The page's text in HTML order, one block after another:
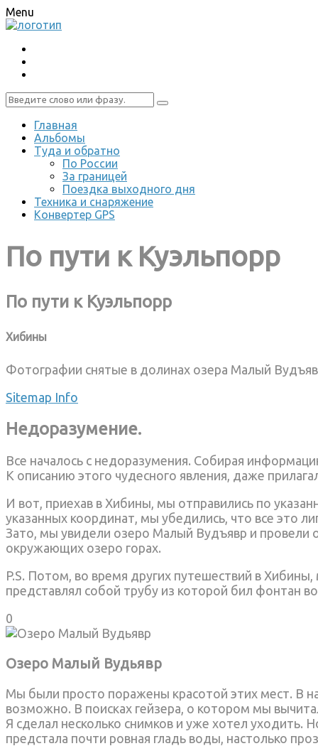
Menu
Главная
Альбомы
Туда и обратно
По России
За границей
Поездка выходного дня
Техника и снаряжение
Конвертер GPS
По пути к Куэльпорр
По пути к Куэльпорр
Хибины
Фотографии снятые в долинах озера Малый
Sitemap Info
Недоразумение.
Все началось с недоразумения. Собирая
К описанию этого чудесного явления, даже
И вот, приехав в Хибины, мы отправились по
указанных координат, мы убедились, что все это
Зато, мы увидели озеро Малый Вудъявр и провели
окружающих озеро горах.
P.S. Потом, во время других путешествий в
представлял собой трубу из которой бил фонтан
0
Озеро Малый Вудьявр
Мы были просто поражены красотой этих мест. В
возможно. В поисках гейзера, о котором мы
Я сделал несколько снимков и уже хотел уходить.
предстала почти ровная гладь воды, настолько